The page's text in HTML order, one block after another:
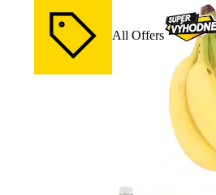
All Offers